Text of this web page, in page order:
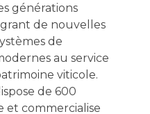
générations
de nouvelles
de
au service
viticole.
de 600
et commercialise